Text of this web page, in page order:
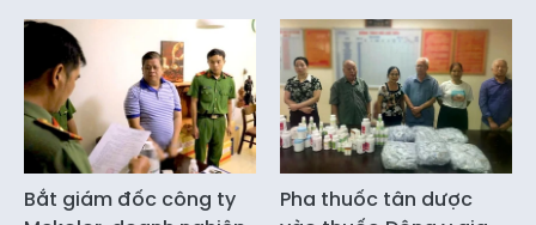
Bắt giám đốc công ty
Pha thuốc tân dược